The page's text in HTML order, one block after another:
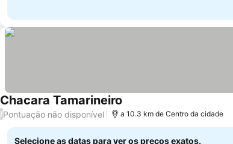
Chacara Tamarineiro
/Pontuação não disponível a 10.3 km de Centro da cidade
Selecione as datas para ver os preços exatos.